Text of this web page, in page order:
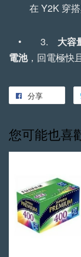
在 Y2K 穿
• 3. 大容
電池，回電極快
分享
您可能也喜